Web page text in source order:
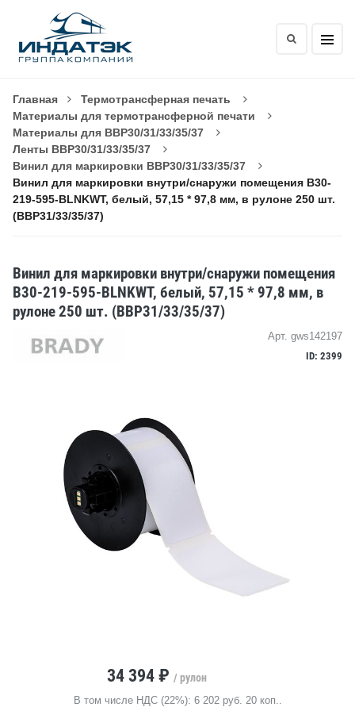
Главная
Термотрансферная печать
Материалы для термотрансферной печати
Материалы для BBP30/31/33/35/37
Ленты BBP30/31/33/35/37
Винил для маркировки BBP30/31/33/35/37
Винил для маркировки внутри/снаружи помещения B30-
219-595-BLNKWT, белый, 57,15 * 97,8 мм, в рулоне 250 шт.
(BBP31/33/35/37)
Винил для маркировки внутри/снаружи помещения
B30-219-595-BLNKWT, белый, 57,15 * 97,8 мм, в
рулоне 250 шт. (BBP31/33/35/37)
Арт. gws142197
ID: 2399
34 394 ₽ / рулон
В том числе НДС (22%): 6 202 руб. 20 коп..